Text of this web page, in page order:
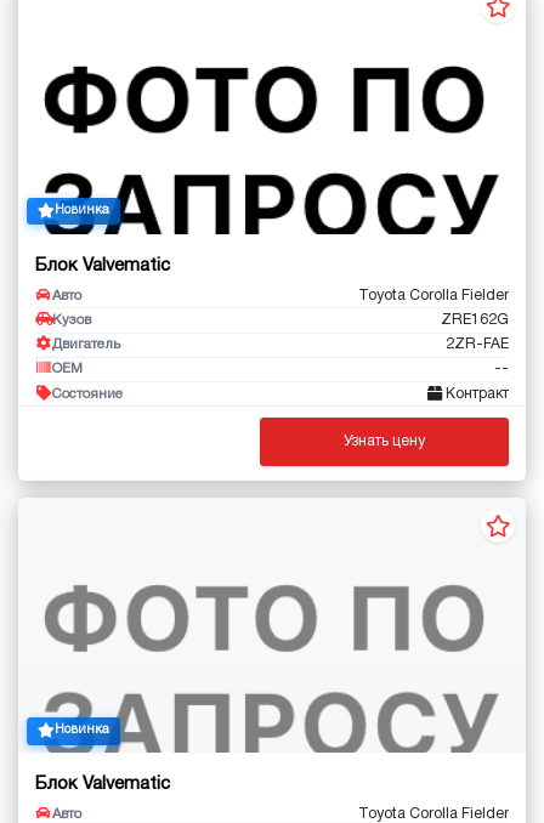
Новинка
Блок Valvematic
Авто Toyota Corolla Fielder
Кузов ZRE162G
Двигатель 2ZR-FAE
OEM --
Состояние Контракт
Узнать цену
Новинка
Блок Valvematic
Авто Toyota Corolla Fielder